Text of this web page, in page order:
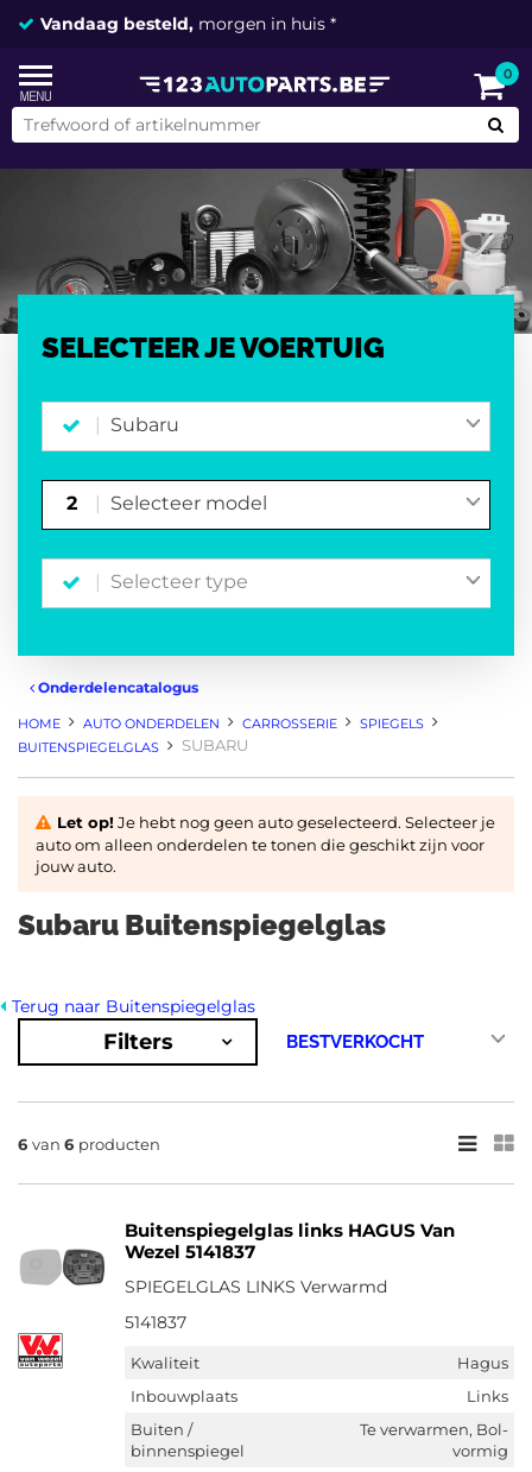
Vandaag besteld, morgen in huis *
0
SELECTEER JE VOERTUIG
Subaru
2 Selecteer model
Selecteer type
Onderdelencatalogus
HOME AUTO ONDERDELEN CARROSSERIE
SPIEGELS
BUITENSPIEGELGLAS
SUBARU
Let op! Je hebt nog geen auto geselecteerd. Selecteer je
auto om alleen onderdelen te tonen die geschikt zijn voor
jouw auto.
Subaru Buitenspiegelglas
Terug naar Buitenspiegelglas
Resultaten
×
Van Wezel (2)
Bodermann (2)
Blic (2)
Filters
6 van 6 producten
Buitenspiegelglas links HAGUS Van
Wezel 5141837
SPIEGELGLAS LINKS Verwarmd
5141837
Kwaliteit
Hagus
Inbouwplaats
Links
Buiten /
binnenspiegel
Te verwarmen, Bol-
vormig